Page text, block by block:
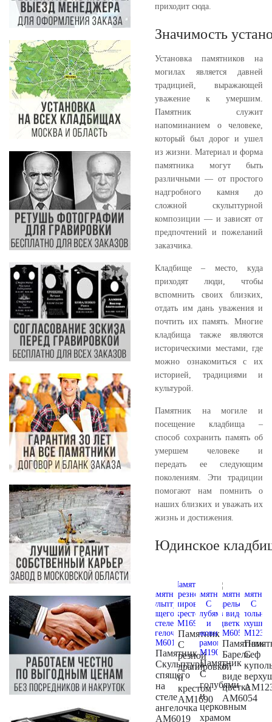
приходит сюда.
Значимость
Установка памятников на
могилах является давней
традицией, выражающей
уважение к умершим.
Памятник служит
напоминанием о человеке,
который был дорог и ушел
из жизни. Материал и форма
памятника могут быть
различными — от простого
надгробного камня до
сложной скульптурной
композиции — и зависят от
предпочтений и пожеланий
заказчика.
Кладбище – место, куда
приходят люди, чтобы
вспомнить своих близких,
отдать им дань уважения и
почтить их память. Многие
кладбища также являются
историческими местами, где
можно ознакомиться с их
историей, традициями и
культурой.
Памятник на могиле и
посещение кладбища –
способ сохранить память об
умершем человеке и
передать ее следующим
поколениям. Эти традиции
помогают нам помнить о
наших близких и уважать их
жизнь и достижения.
Юдинское
Памятник
Скульптура
спящего
на
стеле
ангелочка
AM6019
Памятник
С
резной
драпировкой
и
крестом
AM1690
Памятник
С
голубями
и
церковным
храмом
Памятник
Барельеф
в
виде
цветка
AM6054
С